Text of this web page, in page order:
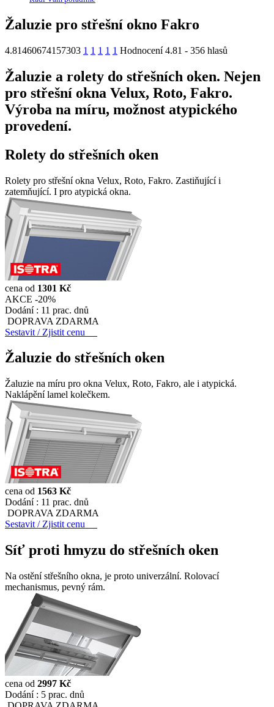
Žaluzie pro střešní okno Fakro
4.81460674157303 1 1 1 1 1 Hodnocení 4.81 - 356 hlasů
Žaluzie a rolety do střešních oken. Nejen
pro střešní okna Velux, Roto, Fakro.
Výroba na míru, možnost atypického
provedení.
Rolety do střešních oken
Rolety pro střešní okna Velux, Roto, Fakro. Zastiňující i
zatemňující. I pro atypická okna.
cena od 1301 Kč
AKCE -20%
Dodání : 11 prac. dnů
DOPRAVA ZDARMA
Sestavit / Zjistit cenu
Žaluzie do střešních oken
Žaluzie na míru pro okna Velux, Roto, Fakro, ale i atypická.
Naklápění lamel kolečkem.
cena od 1563 Kč
Dodání : 11 prac. dnů
DOPRAVA ZDARMA
Sestavit / Zjistit cenu
Síť proti hmyzu do střešních oken
Na ostění střešního okna, je proto univerzální. Rolovací
mechanismus, pevný rám.
cena od 2997 Kč
Dodání : 5 prac. dnů